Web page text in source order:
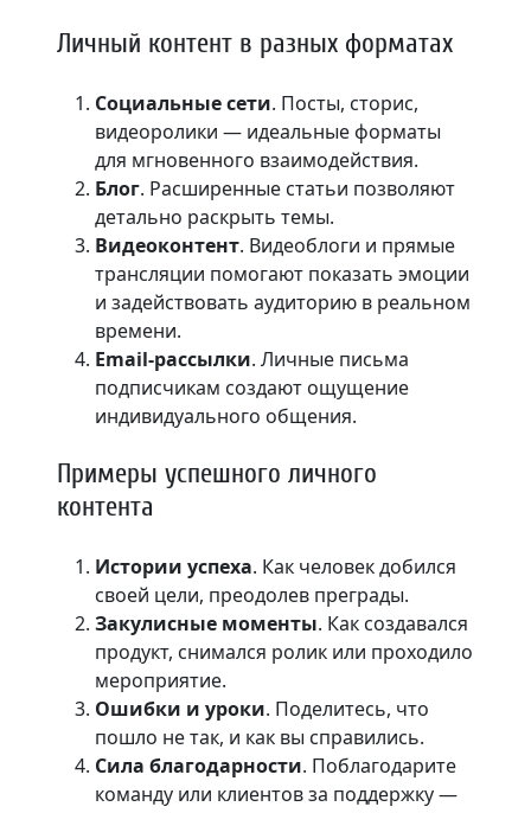
Личный контент в разных форматах
Социальные сети. Посты, сторис,
видеоролики — идеальные форматы
для мгновенного взаимодействия.
Блог. Расширенные статьи позволяют
детально раскрыть темы.
Видеоконтент. Видеоблоги и прямые
трансляции помогают показать эмоции
и задействовать аудиторию в реальном
времени.
Email-рассылки. Личные письма
подписчикам создают ощущение
индивидуального общения.
Примеры успешного личного
контента
Истории успеха. Как человек добился
своей цели, преодолев преграды.
Закулисные моменты. Как создавался
продукт, снимался ролик или проходило
мероприятие.
Ошибки и уроки. Поделитесь, что
пошло не так, и как вы справились.
Сила благодарности. Поблагодарите
команду или клиентов за поддержку —